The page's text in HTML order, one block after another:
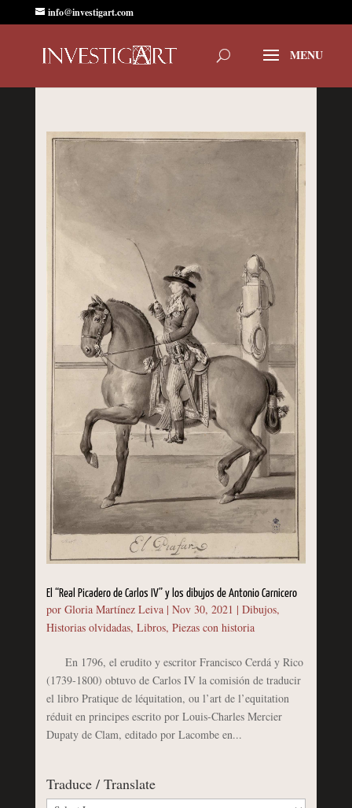
info@investigart.com
El “Real Picadero de Carlos IV” y los dibujos de Antonio Carnicero
por Gloria Martínez Leiva| Nov 30, 2021 | Dibujos,
Historias olvidadas, Libros, Piezas con historia
En 1796, el erudito y escritor Francisco Cerdá y Rico
(1739-1800) obtuvo de Carlos IV la comisión de traducir
el libro Pratique de léquitation, ou l’art de l’equitation
réduit en principes escrito por Louis-Charles Mercier
Dupaty de Clam, editado por Lacombe en...
Traduce / Translate